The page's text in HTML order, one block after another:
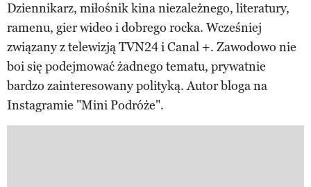
Dziennikarz, miłośnik kina niezależnego, literatury,
ramenu, gier wideo i dobrego rocka. Wcześniej
związany z telewizją TVN24 i Canal +. Zawodowo nie
boi się podejmować żadnego tematu, prywatnie
bardzo zainteresowany polityką. Autor bloga na
Instagramie "Mini Podróże".